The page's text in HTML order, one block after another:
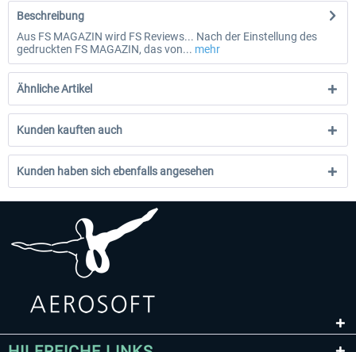
Beschreibung
Aus FS MAGAZIN wird FS Reviews... Nach der Einstellung des
gedruckten FS MAGAZIN, das von... mehr
Ähnliche Artikel
Kunden kauften auch
Kunden haben sich ebenfalls angesehen